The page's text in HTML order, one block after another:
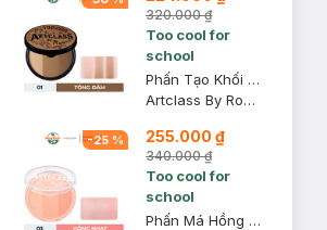
320.000 ₫
Too cool for
school
Phấn Tạo Khối Too Cool For School 01 Màu Đậm 9.5g
Artclass By Rodin Shading - 01 Classic
-25 % 255.000 ₫
340.000 ₫
Too cool for
school
Phấn Má Hồng Too Cool For School 03 Màu Hồng Nhạt 9g